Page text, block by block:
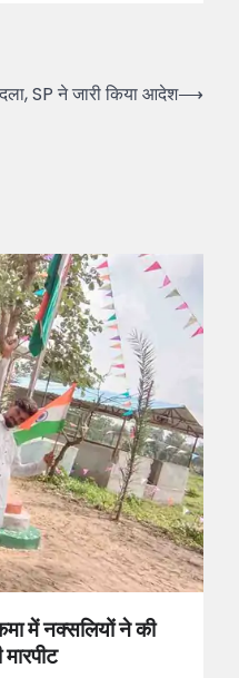
SP ने जारी किया आदेश⟶
में नक्सलियों ने की